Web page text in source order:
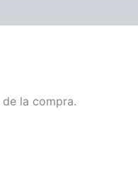
la compra.